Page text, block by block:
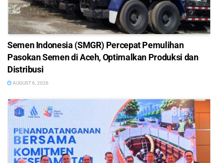
Semen Indonesia (SMGR) Percepat Pemulihan
Pasokan Semen di Aceh, Optimalkan Produksi dan
Distribusi
AUGUST 6, 2026